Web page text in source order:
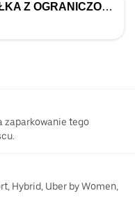
ODPOWIEDZIALNOŚCIĄ
zaparkowanie tego
Hybrid, Uber by Women,